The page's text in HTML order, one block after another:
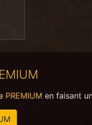
PREMIUM en faisant